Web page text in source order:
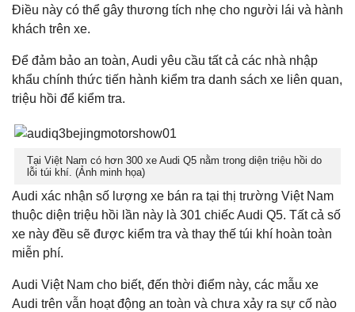
Điều này có thể gây thương tích nhẹ cho người lái và hành
khách trên xe.
Để đảm bảo an toàn, Audi yêu cầu tất cả các nhà nhập
khẩu chính thức tiến hành kiểm tra danh sách xe liên quan,
triệu hồi để kiểm tra.
Tại Việt Nam có hơn 300 xe Audi Q5 nằm trong diện triệu hồi do
lỗi túi khí. (Ảnh minh họa)
Audi xác nhận số lượng xe bán ra tại thị trường Việt Nam
thuộc diện triệu hồi lần này là 301 chiếc Audi Q5. Tất cả số
xe này đều sẽ được kiểm tra và thay thế túi khí hoàn toàn
miễn phí.
Audi Việt Nam cho biết, đến thời điểm này, các mẫu xe
Audi trên vẫn hoạt động an toàn và chưa xảy ra sự cố nào